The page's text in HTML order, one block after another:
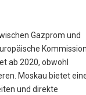
Gazprom und
Kommission
ab 2020, obwohl
Moskau bietet
und direkte